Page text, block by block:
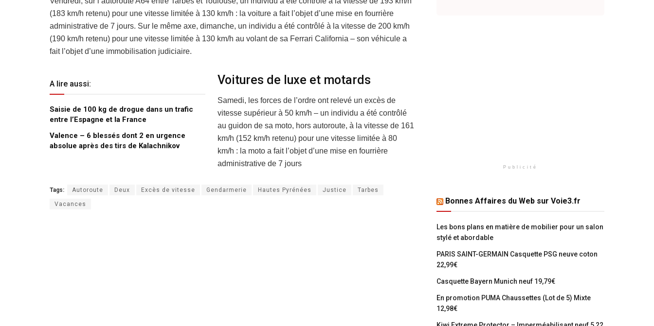
(183 km/h retenu) pour une vitesse limitée à 130 km/h : la voiture a fait l’objet d’une mise en fourrière
administrative de 7 jours. Sur le même axe, dimanche, un individu a été contrôlé à la vitesse de 200 km/h
(190 km/h retenu) pour une vitesse limitée à 130 km/h au volant de sa Ferrari California – son véhicule a
fait l’objet d’une immobilisation judiciaire.
A lire aussi:
Saisie de 100 kg de drogue dans un trafic
entre l’Espagne et la France
Valence – 6 blessés dont 2 en urgence
absolue après des tirs de Kalachnikov
Voitures de luxe et motards
Samedi, les forces de l’ordre ont relevé un excès de
vitesse supérieur à 50 km/h – un individu a été contrôlé
au guidon de sa moto, hors autoroute, à la vitesse de 161
km/h (152 km/h retenu) pour une vitesse limitée à 80
km/h : la moto a fait l’objet d’une mise en fourrière
administrative de 7 jours
Tags: Autoroute Deux Excès de vitesse Gendarmerie Hautes Pyrénées Justice Tarbes
Vacances
Publicité
Bonnes Affaires du Web sur Voie3.fr
Les bons plans en matière de mobilier pour un salon
stylé et abordable
PARIS SAINT-GERMAIN Casquette PSG neuve coton
22,99€
Casquette Bayern Munich neuf 19,79€
En promotion PUMA Chaussettes (Lot de 5) Mixte
12,98€